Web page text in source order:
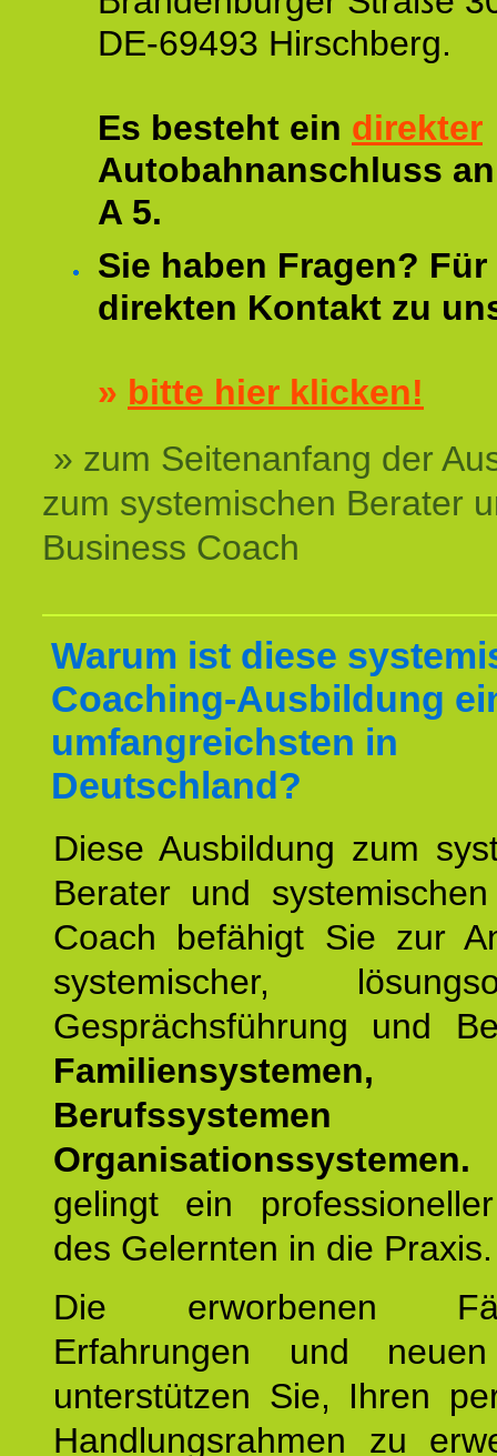
DE-69493 Hirschberg.
Es besteht ein direkter
Autobahnanschluss
A 5.
Sie haben Fragen?
direkten Kontakt zu
» bitte hier klicken!
» zum Seitenanfang der
zum systemischen Berater
Business Coach
Warum ist diese
Coaching-Ausbildung
umfangreichsten in
Deutschland?
Diese Ausbildung zum
Berater und
Coach befähigt Sie zur
systemischer,
Gesprächsführung und
Familiensystemen,
Organisationssystemen.
gelingt ein
des Gelernten in die Praxis.
Die erworbenen
Erfahrungen und
unterstützen Sie, Ihren
Handlungsrahmen zu